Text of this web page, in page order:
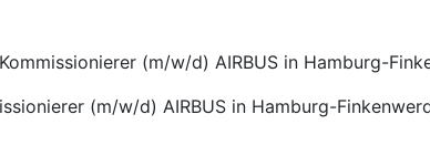
(m/w/d) AIRBUS in Hamburg-
(m/w/d) AIRBUS in Hamburg-